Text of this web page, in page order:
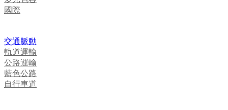
國際
交通脈動
軌道運輸
公路運輸
藍色公路
自行車道